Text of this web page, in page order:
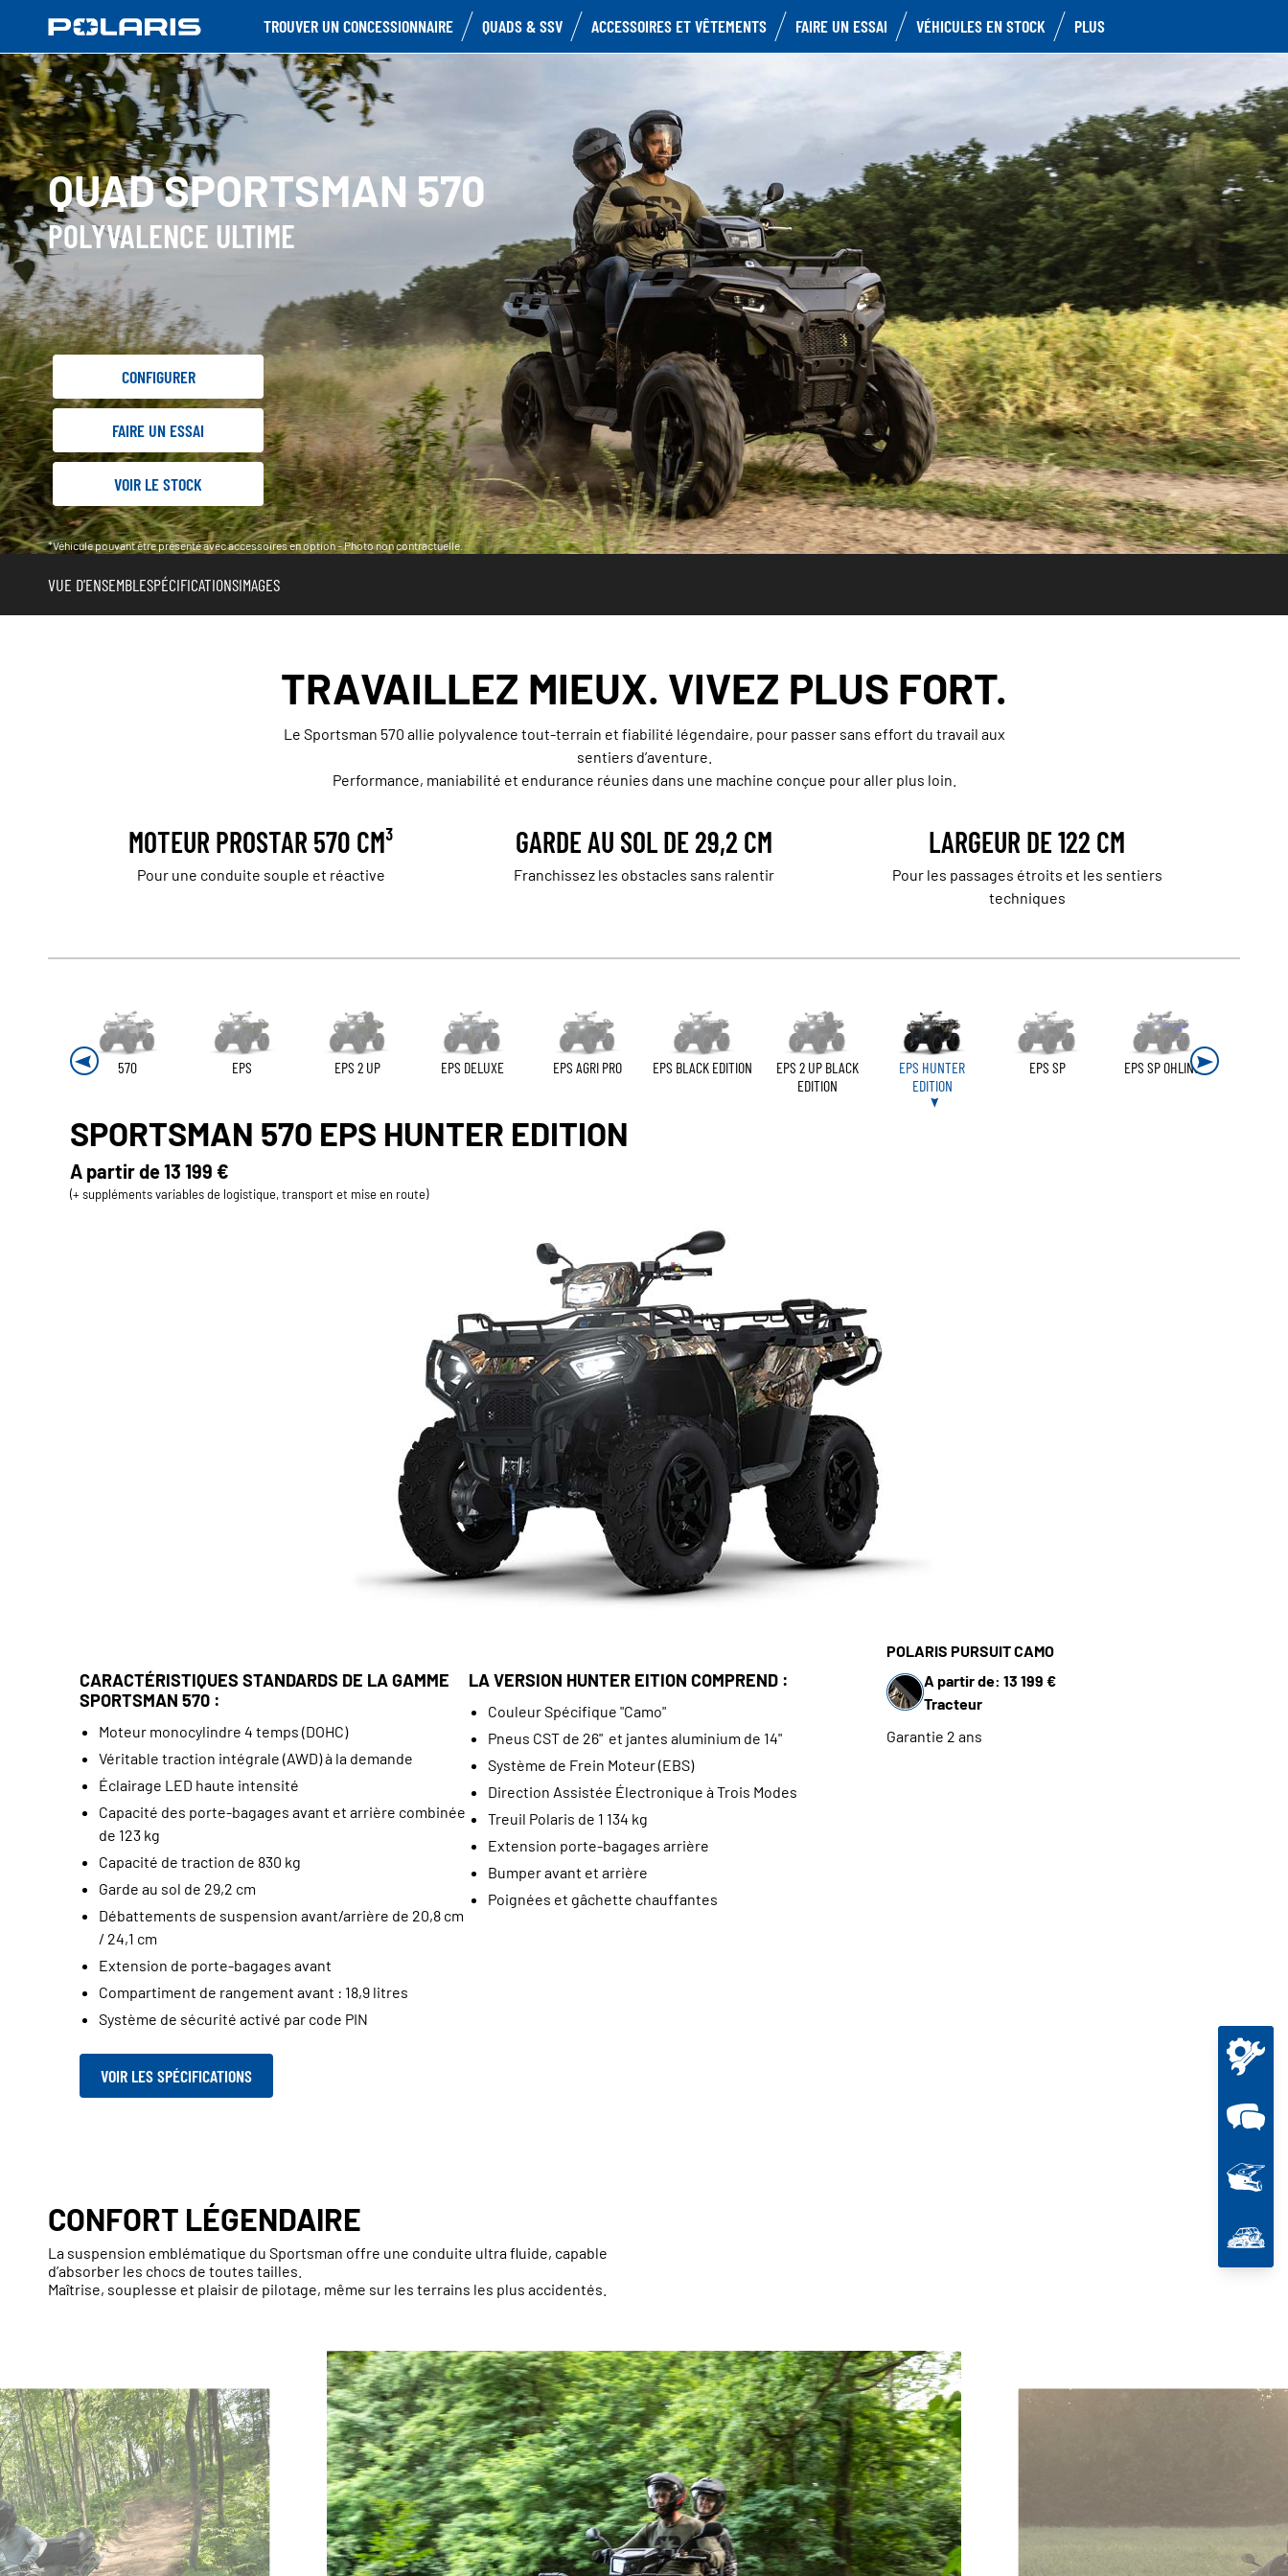
TROUVER UN CONCESSIONNAIRE QUADS & SSV ACCESSOIRES ET VÊTEMENTS FAIRE UN ESSAI VÉHICULES EN STOCK PLUS
QUAD SPORTSMAN 570
POLYVALENCE ULTIME
CONFIGURER
FAIRE UN ESSAI
VOIR LE STOCK
*Véhicule pouvant être présenté avec accessoires en option - Photo non contractuelle.
VUE D'ENSEMBLESPÉCIFICATIONSIMAGES
TRAVAILLEZ MIEUX. VIVEZ PLUS FORT.
Le Sportsman 570 allie polyvalence tout-terrain et fiabilité légendaire, pour passer sans effort du travail aux
sentiers d’aventure.
Performance, maniabilité et endurance réunies dans une machine conçue pour aller plus loin.
MOTEUR PROSTAR 570 CM³
Pour une conduite souple et réactive
GARDE AU SOL DE 29,2 CM
Franchissez les obstacles sans ralentir
LARGEUR DE 122 CM
Pour les passages étroits et les sentiers
techniques
570 EPS EPS 2 UP EPS DELUXE EPS AGRI PRO EPS BLACK EDITION
EPS 2 UP BLACK
EDITION
EPS HUNTER
EDITION
EPS SP EPS SP OHLINS
SPORTSMAN 570 EPS HUNTER EDITION
A partir de13 199 €
(+ suppléments variables de logistique, transport et mise en route)
POLARIS PURSUIT CAMO
A partir de: 13 199 €
Tracteur
Garantie 2 ans
CARACTÉRISTIQUES STANDARDS DE LA GAMME
SPORTSMAN 570 :
Moteur monocylindre 4 temps (DOHC)
Véritable traction intégrale (AWD) à la demande
Éclairage LED haute intensité
Capacité des porte-bagages avant et arrière combinée
de 123 kg
Capacité de traction de 830 kg
Garde au sol de 29,2 cm
Débattements de suspension avant/arrière de 20,8 cm
/ 24,1 cm
Extension de porte-bagages avant
Compartiment de rangement avant : 18,9 litres
Système de sécurité activé par code PIN
LA VERSION HUNTER EITION COMPREND :
Couleur Spécifique "Camo"
Pneus CST de 26" et jantes aluminium de 14"
Système de Frein Moteur (EBS)
Direction Assistée Électronique à Trois Modes
Treuil Polaris de 1 134 kg
Extension porte-bagages arrière
Bumper avant et arrière
Poignées et gâchette chauffantes
VOIR LES SPÉCIFICATIONS
CONFORT LÉGENDAIRE
La suspension emblématique du Sportsman offre une conduite ultra fluide, capable
d’absorber les chocs de toutes tailles.
Maîtrise, souplesse et plaisir de pilotage, même sur les terrains les plus accidentés.